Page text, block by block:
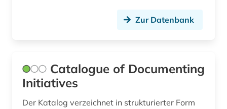
Zur Datenbank
Catalogue of Documenting
Initiatives
Der Katalog verzeichnet in strukturierter Form